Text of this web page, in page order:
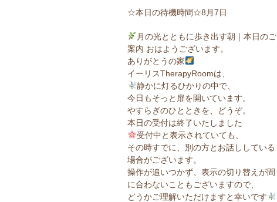
☆本日の待機時間☆8月7日
月の光とともに歩き出す朝｜本日のご
案内 おはようございます。
ありがとうの家
イーリスTherapyRoomは、
静かに灯るひかりの中で、
今日もそっと扉を開いています。
やすらぎのひとときを、どうぞ。
本日の受付は終了いたしました
受付中と表示されていても、
その時すでに、別の方とお話ししている
場合がございます。
操作が追いつかず、表示の切り替えが間
に合わないこともございますので、
どうかご理解いただけますと幸いです